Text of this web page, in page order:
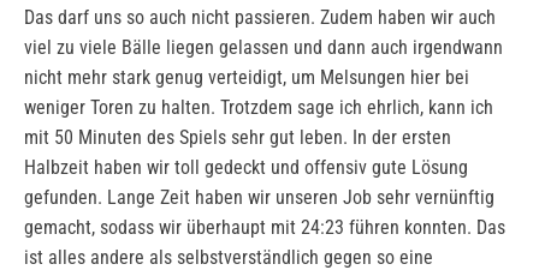
Das darf uns so auch nicht passieren. Zudem haben wir auch
viel zu viele Bälle liegen gelassen und dann auch irgendwann
nicht mehr stark genug verteidigt, um Melsungen hier bei
weniger Toren zu halten. Trotzdem sage ich ehrlich, kann ich
mit 50 Minuten des Spiels sehr gut leben. In der ersten
Halbzeit haben wir toll gedeckt und offensiv gute Lösung
gefunden. Lange Zeit haben wir unseren Job sehr vernünftig
gemacht, sodass wir überhaupt mit 24:23 führen konnten. Das
ist alles andere als selbstverständlich gegen so eine